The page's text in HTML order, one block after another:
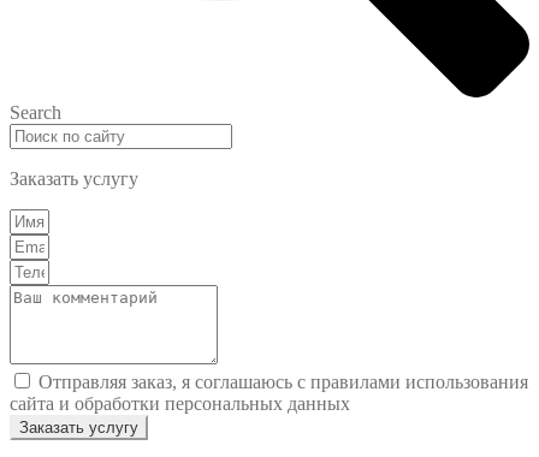
Search
Заказать услугу
Отправляя заказ, я соглашаюсь с правилами использования
сайта и обработки персональных данных
Заказать услугу